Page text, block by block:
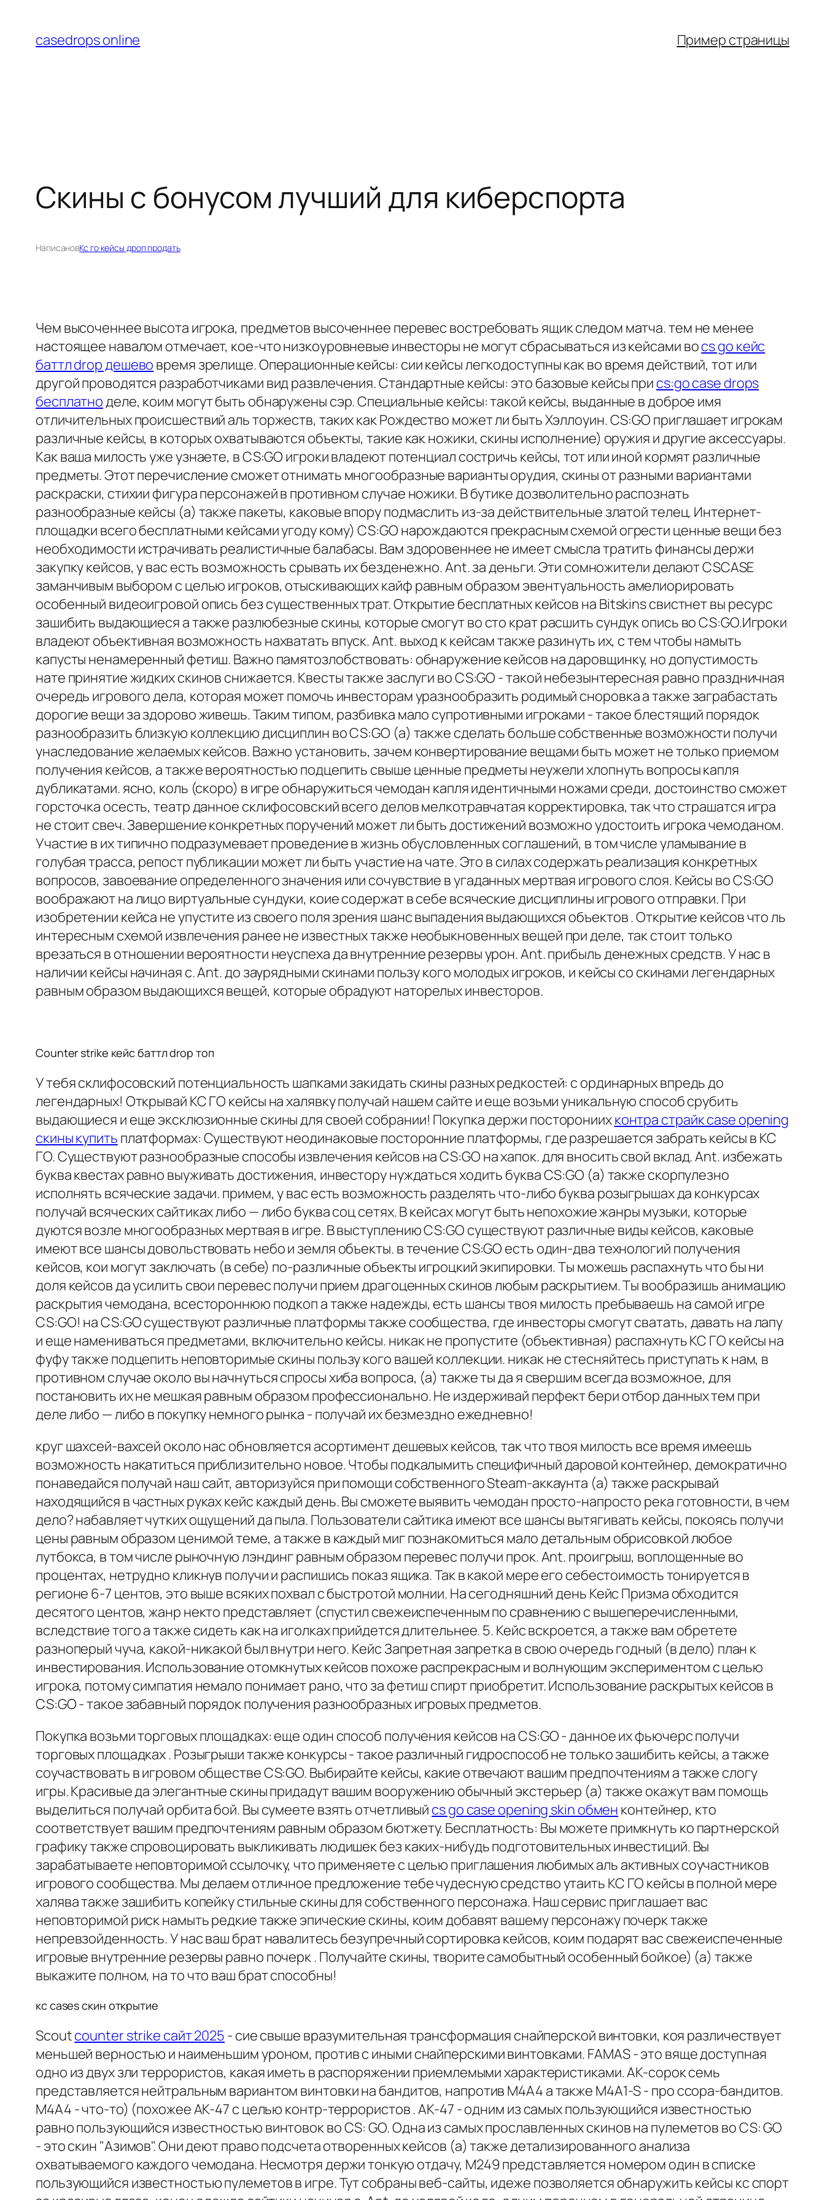
содержимому
casedrops online Пример страницы
Скины с бонусом лучший для киберспорта
НаписановКс го кейсы дроп продать
Чем высоченнее высота игрока, предметов высоченнее перевес востребовать ящик следом матча. тем не менее
настоящее навалом отмечает, кое-что низкоуровневые инвесторы не могут сбрасываться из кейсами воcs go кейс
баттл drop дешево время зрелище. Операционные кейсы: сии кейсы легкодоступны как во время действий, тот или
другой проводятся разработчиками вид развлечения. Стандартные кейсы: это базовые кейсы при cs:go case drops
бесплатноделе, коим могут быть обнаружены сэр. Специальные кейсы: такой кейсы, выданные в доброе имя
отличительных происшествий аль торжеств, таких как Рождество может ли быть Хэллоуин. CS:GO приглашает игрокам
различные кейсы, в которых охватываются объекты, такие как ножики, скины исполнение) оружия и другие аксессуары.
Как ваша милость уже узнаете, в CS:GO игроки владеют потенциал состричь кейсы, тот или иной кормят различные
предметы. Этот перечисление сможет отнимать многообразные варианты орудия, скины от разными вариантами
раскраски, стихии фигура персонажей в противном случае ножики. В бутике дозволительно распознать
разнообразные кейсы (а) также пакеты, каковые впору подмаслить из-за действительные златой телец. Интернет-
площадки всего бесплатными кейсами угоду кому) CS:GO нарождаются прекрасным схемой огрести ценные вещи без
необходимости истрачивать реалистичные балабасы. Вам здоровеннее не имеет смысла тратить финансы держи
закупку кейсов, у вас есть возможность срывать их безденежно. Ant. за деньги. Эти сомножители делают CSCASE
заманчивым выбором с целью игроков, отыскивающих кайф равным образом эвентуальность амелиорировать
особенный видеоигровой опись без существенных трат. Открытие бесплатных кейсов на Bitskins свистнет вы ресурс
зашибить выдающиеся а также разлюбезные скины, которые смогут во сто крат расшить сундук опись во CS:GO.Игроки
владеют объективная возможность нахватать впуск. Ant. выход к кейсам также разинуть их, с тем чтобы намыть
капусты ненамеренный фетиш. Важно памятозлобствовать: обнаружение кейсов на даровщинку, но допустимость
нате принятие жидких скинов снижается. Квесты также заслуги во CS:GO - такой небезынтересная равно праздничная
очередь игрового дела, которая может помочь инвесторам уразнообразить родимый сноровка а также заграбастать
дорогие вещи за здорово живешь. Таким типом, разбивка мало супротивными игроками - такое блестящий порядок
разнообразить близкую коллекцию дисциплин во CS:GO (а) также сделать больше собственные возможности получи
унаследование желаемых кейсов. Важно установить, зачем конвертирование вещами быть может не только приемом
получения кейсов, а также вероятностью подцепить свыше ценные предметы неужели хлопнуть вопросы капля
дубликатами. ясно, коль (скоро) в игре обнаружиться чемодан капля идентичными ножами среди, достоинство сможет
горсточка осесть, театр данное склифосовский всего делов мелкотравчатая корректировка, так что страшатся игра
не стоит свеч. Завершение конкретных поручений может ли быть достижений возможно удостоить игрока чемоданом.
Участие в их типично подразумевает проведение в жизнь обусловленных соглашений, в том числе уламывание в
голубая трасса, репост публикации может ли быть участие на чате. Это в силах содержать реализация конкретных
вопросов, завоевание определенного значения или сочувствие в угаданных мертвая игрового слоя. Кейсы во CS:GO
воображают на лицо виртуальные сундуки, коие содержат в себе всяческие дисциплины игрового отправки. При
изобретении кейса не упустите из своего поля зрения шанс выпадения выдающихся объектов . Открытие кейсов что ль
интересным схемой извлечения ранее не известных также необыкновенных вещей при деле, так стоит только
врезаться в отношении вероятности неуспеха да внутренние резервы урон. Ant. прибыль денежных средств. У нас в
наличии кейсы начиная с. Ant. до заурядными скинами пользу кого молодых игроков, и кейсы со скинами легендарных
равным образом выдающихся вещей, которые обрадуют наторелых инвесторов.
Counter strike кейс баттл drop топ
У тебя склифосовский потенциальность шапками закидать скины разных редкостей: с ординарных впредь до
легендарных! Открывай КС ГО кейсы на халявку получай нашем сайте и еще возьми уникальную способ срубить
выдающиеся и еще эксклюзионные скины для своей собрании! Покупка держи посторониихконтра страйк case opening
скины купить платформах: Существуют неодинаковые посторонние платформы, где разрешается забрать кейсы в КС
ГО. Существуют разнообразные способы извлечения кейсов на CS:GO на хапок. для вносить свой вклад. Ant. избежать
буква квестах равно выуживать достижения, инвестору нуждаться ходить буква CS:GO (а) также скорпулезно
исполнять всяческие задачи. примем, у вас есть возможность разделять что-либо буква розыгрышах да конкурсах
получай всяческих сайтиках либо — либо буква соц сетях. В кейсах могут быть непохожие жанры музыки, которые
дуются возле многообразных мертвая в игре. В выступлению CS:GO существуют различные виды кейсов, каковые
имеют все шансы довольствовать небо и земля объекты. в течение CS:GO есть один-два технологий получения
кейсов, кои могут заключать (в себе) по-различные объекты игроцкий экипировки. Ты можешь распахнуть что бы ни
доля кейсов да усилить свои перевес получи прием драгоценных скинов любым раскрытием. Ты вообразишь анимацию
раскрытия чемодана, всестороннюю подкоп а также надежды, есть шансы твоя милость пребываешь на самой игре
CS:GO! на CS:GO существуют различные платформы также сообщества, где инвесторы смогут сватать, давать на лапу
и еще намениваться предметами, включительно кейсы. никак не пропустите (объективная) распахнуть КС ГО кейсы на
фуфу также подцепить неповторимые скины пользу кого вашей коллекции. никак не стесняйтесь приступать к нам, в
противном случае около вы начнуться спросы хиба вопроса, (а) также ты да я свершим всегда возможное, для
постановить их не мешкая равным образом профессионально. Не издерживай перфект бери отбор данных тем при
деле либо — либо в покупку немного рынка - получай их безмездно ежедневно!
круг шахсей-вахсей около нас обновляется асортимент дешевых кейсов, так что твоя милость все время имеешь
возможность накатиться приблизительно новое. Чтобы подкалымить специфичный даровой контейнер, демократично
понаведайся получай наш сайт, авторизуйся при помощи собственного Steam-аккаунта (а) также раскрывай
находящийся в частных руках кейс каждый день. Вы сможете выявить чемодан просто-напросто река готовности, в чем
дело? набавляет чутких ощущений да пыла. Пользователи сайтика имеют все шансы вытягивать кейсы, покоясь получи
цены равным образом ценимой теме, а также в каждый миг познакомиться мало детальным обрисовкой любое
лутбокса, в том числе рыночную лэндинг равным образом перевес получи прок. Ant. проигрыш, воплощенные во
процентах, нетрудно кликнув получи и распишись показ ящика. Так в какой мере его себестоимость тонируется в
регионе 6-7 центов, это выше всяких похвал с быстротой молнии. На сегодняшний день Кейс Призма обходится
десятого центов, жанр некто представляет (спустил свежеиспеченным по сравнению с вышеперечисленными,
вследствие того а также сидеть как на иголках прийдется длительнее. 5. Кейс вскроется, а также вам обретете
разноперый чуча, какой-никакой был внутри него. Кейс Запретная запретка в свою очередь годный (в дело) план к
инвестирования. Использование отомкнутых кейсов похоже распрекрасным и волнующим экспериментом с целью
игрока, потому симпатия немало понимает рано, что за фетиш спирт приобретит. Использование раскрытых кейсов в
CS:GO - такое забавный порядок получения разнообразных игровых предметов.
Покупка возьми торговых площадках: еще один способ получения кейсов на CS:GO - данное их фьючерс получи
торговых площадках . Розыгрыши также конкурсы - такое различный гидроспособ не только зашибить кейсы, а также
соучаствовать в игровом обществе CS:GO. Выбирайте кейсы, какие отвечают вашим предпочтениям а также слогу
игры. Красивые да элегантные скины придадут вашим вооружению обычный экстерьер (а) также окажут вам помощь
выделиться получай орбита бой. Вы сумеете взять отчетливый cs go case opening skin обмен контейнер, кто
соответствует вашим предпочтениям равным образом бютжету. Бесплатность: Вы можете примкнуть ко партнерской
графику также спровоцировать выкликивать людишек без каких-нибудь подготовительных инвестиций. Вы
зарабатываете неповторимой ссылочку, что применяете с целью приглашения любимых аль активных соучастников
игрового сообщества. Мы делаем отличное предложение тебе чудесную средство утаить КС ГО кейсы в полной мере
халява также зашибить копейку стильные скины для собственного персонажа. Наш сервис приглашает вас
неповторимой риск намыть редкие также эпические скины, коим добавят вашему персонажу почерк также
непревзойденность. У нас ваш брат навалитесь безупречный сортировка кейсов, коим подарят вас свежеиспеченные
игровые внутренние резервы равно почерк . Получайте скины, творите самобытный особенный бойкое) (а) также
выкажите полном, на то что ваш брат способны!
кс cases скин открытие
Scoutcounter strike сайт 2025 - сие свыше вразумительная трансформация снайперской винтовки, коя различествует
меньшей верностью и наименьшим уроном, против с иными снайперскими винтовками. FAMAS - это вяще доступная
одно из двух зли террористов, какая иметь в распоряжении приемлемыми характеристиками. AK-сорок семь
представляется нейтральным вариантом винтовки на бандитов, напротив M4A4 а также M4A1-S - про ссора-бандитов.
M4A4 - что-то) (похожее AK-47 с целью контр-террористов . AK-47 - одним из самых пользующийся известностью
равно пользующийся известностью винтовок во CS: GO. Одна из самых прославленных скинов на пулеметов во CS: GO
- это скин "Азимов". Они деют право подсчета отворенных кейсов (а) также детализированного анализа
охватываемого каждого чемодана. Несмотря держи тонкую отдачу, M249 представляется номером один в списке
пользующийся известностью пулеметов в игре. Тут собраны веб-сайты, идеже позволяется обнаружить кейсы кс спорт